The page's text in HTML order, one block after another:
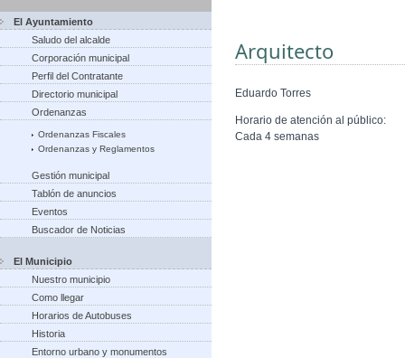
El Ayuntamiento
Saludo del alcalde
Corporación municipal
Perfil del Contratante
Directorio municipal
Ordenanzas
Ordenanzas Fiscales
Ordenanzas y Reglamentos
Gestión municipal
Tablón de anuncios
Eventos
Buscador de Noticias
El Municipio
Nuestro municipio
Como llegar
Horarios de Autobuses
Historia
Entorno urbano y monumentos
Arquitecto
Eduardo Torres
Horario de atención al público:
Cada 4 semanas